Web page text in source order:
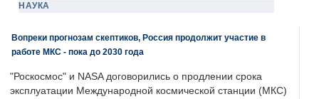
НАУКА
Вопреки прогнозам скептиков, Россия продолжит участие в
работе МКС - пока до 2030 года
"Роскосмос" и NASA договорились о продлении срока
эксплуатации Международной космической станции (МКС)